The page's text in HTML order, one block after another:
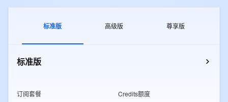
标准版 高级版 尊享版
标准版
订阅套餐 Credits额度